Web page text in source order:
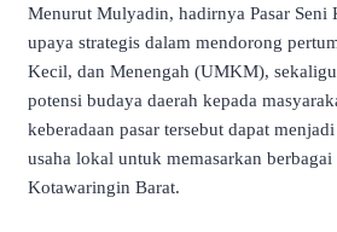
Menurut Mulyadin, hadirnya Pasar Seni
upaya strategis dalam mendorong
Kecil, dan Menengah (UMKM),
potensi budaya daerah kepada
keberadaan pasar tersebut dapat
usaha lokal untuk memasarkan
Kotawaringin Barat.